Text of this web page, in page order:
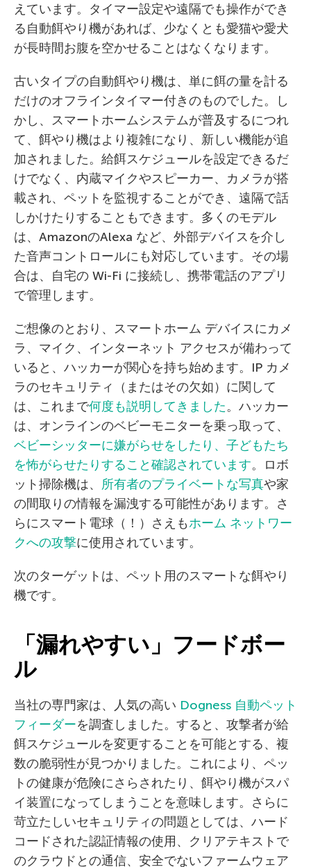
えています。タイマー設定や遠隔でも操作ができ
る自動餌やり機があれば、少なくとも愛猫や愛犬
が長時間お腹を空かせることはなくなります。
古いタイプの自動餌やり機は、単に餌の量を計る
だけのオフラインタイマー付きのものでした。し
かし、スマートホームシステムが普及するにつれ
て、餌やり機はより複雑になり、新しい機能が追
加されました。給餌スケジュールを設定できるだ
けでなく、内蔵マイクやスピーカー、カメラが搭
載され、ペットを監視することができ、遠隔で話
しかけたりすることもできます。多くのモデル
は、AmazonのAlexa など、外部デバイスを介し
た音声コントロールにも対応しています。その場
合は、自宅の Wi-Fi に接続し、携帯電話のアプリ
で管理します。
ご想像のとおり、スマートホーム デバイスにカメ
ラ、マイク、インターネット アクセスが備わって
いると、ハッカーが関心を持ち始めます。IP カメ
ラのセキュリティ（またはその欠如）に関して
は、これまで何度も説明してきました。ハッカー
は、オンラインのベビーモニターを乗っ取って、
ベビーシッターに嫌がらせをしたり、子どもたち
を怖がらせたりすること確認されています。ロボ
ット掃除機は、 所有者のプライベートな写真や家
の間取りの情報を漏洩する可能性があります。さ
らにスマート電球（！）さえもホーム ネットワー
クへの攻撃に使用されています。
次のターゲットは、ペット用のスマートな餌やり
機です。
「漏れやすい」フードボー
ル
当社の専門家は、人気の高い Dogness 自動ペット
フィーダーを調査しました。すると、攻撃者が給
餌スケジュールを変更することを可能とする、複
数の脆弱性が見つかりました。これにより、ペッ
トの健康が危険にさらされたり、餌やり機がスパ
イ装置になってしまうことを意味します。さらに
苛立たしいセキュリティの問題としては、ハード
コードされた認証情報の使用、クリアテキストで
のクラウドとの通信、安全でないファームウェア